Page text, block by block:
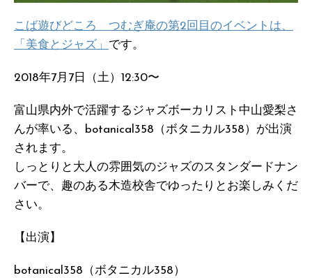
こば遊びどころ つむぎ庵の第2回目のイベントは、
「美食とジャズ」 です。
2018年7月7日（土）12:30〜
富山県内外で活躍するジャズボーカリスト中山愛梨さ
んが率いる、botanical358（ボタニカル358）が出演
されます。
しっとりと大人の雰囲気のジャズのスタンダードナン
バーで、趣のある木造校舎でゆったりとお楽しみくだ
さい。
【出演】
botanical358（ボタニカル358）